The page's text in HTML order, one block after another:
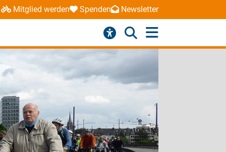
Mitglied werden Spenden Newsletter